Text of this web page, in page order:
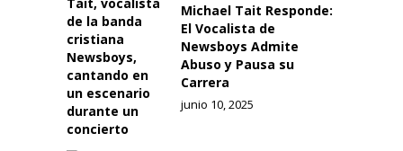
Michael Tait Responde:
El Vocalista de
Newsboys Admite
Abuso y Pausa su
Carrera
junio 10, 2025